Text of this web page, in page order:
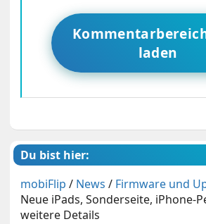
laden
Du bist hier:
mobiFlip / News / Firmware und
Neue iPads, Sonderseite, iPhone-
weitere Details